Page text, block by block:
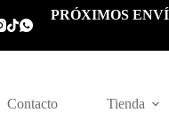
PRÓXIMOS
Contacto Tienda